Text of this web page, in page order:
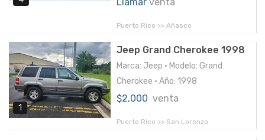
Puerto Rico >> Añasco
1
Jeep Grand Cherokee 1998
Marca: Jeep • Modelo: Grand
Cherokee • Año: 1998
$2,000 venta
Puerto Rico >> San Lorenzo